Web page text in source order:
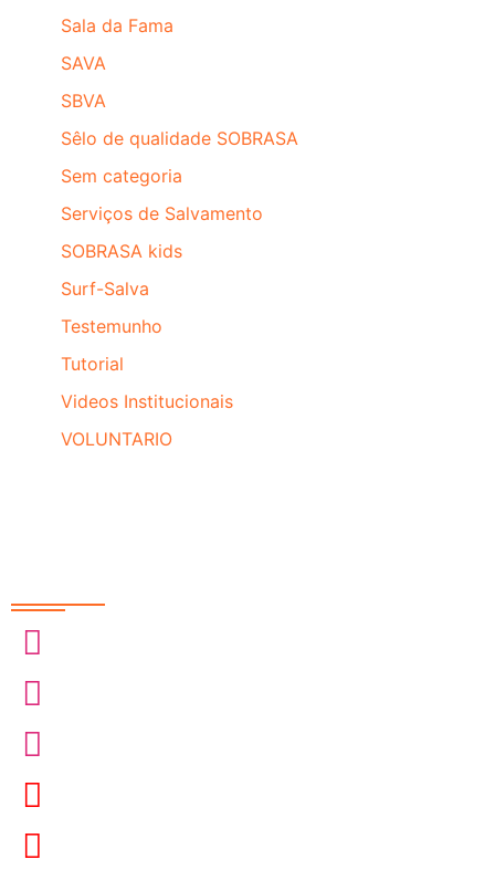
Sala da Fama
SAVA
SBVA
Sêlo de qualidade SOBRASA
Sem categoria
Serviços de Salvamento
SOBRASA kids
Surf-Salva
Testemunho
Tutorial
Videos Institucionais
VOLUNTARIO